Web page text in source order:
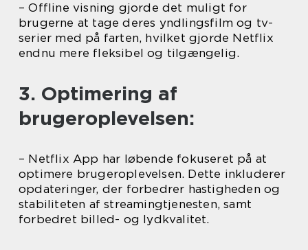
– Offline visning gjorde det muligt for
brugerne at tage deres yndlingsfilm og tv-
serier med på farten, hvilket gjorde Netflix
endnu mere fleksibel og tilgængelig.
3. Optimering af
brugeroplevelsen:
– Netflix App har løbende fokuseret på at
optimere brugeroplevelsen. Dette inkluderer
opdateringer, der forbedrer hastigheden og
stabiliteten af streamingtjenesten, samt
forbedret billed- og lydkvalitet.